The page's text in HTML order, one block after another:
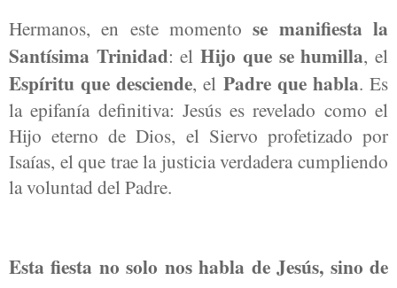
Hermanos, en este momentose manifiesta la
Santísima Trinidad: elHijo que se humilla, el
Espíritu que desciende, el Padre que habla. Es
la epifanía definitiva: Jesús es revelado como el
Hijo eterno de Dios, el Siervo profetizado por
Isaías, el que trae la justicia verdadera cumpliendo
la voluntad del Padre.
Esta fiesta no solo nos habla de Jesús, sino de